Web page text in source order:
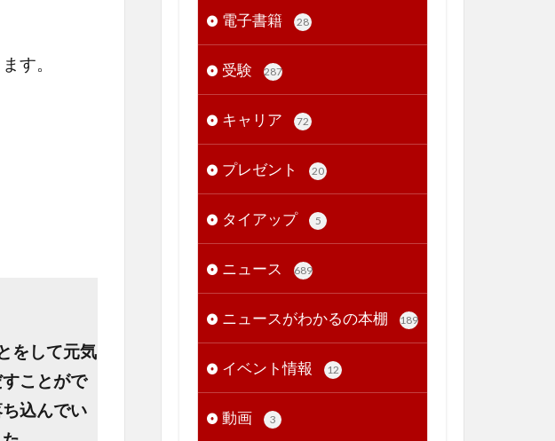
す。
をして元気
ことがで
込んでい
電子書籍 28
受験 287
キャリア 72
プレゼント 20
タイアップ 5
ニュース 689
ニュースがわかるの本棚 189
イベント情報 12
動画 3